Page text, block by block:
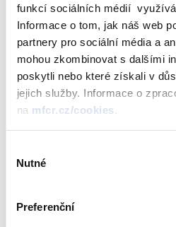
funkcí sociálních médií
Informace o tom, jak náš web
partnery pro sociální média a
mohou zkombinovat s dalšími
poskytli nebo které získali v
jejich služby. Informace o
na mfcr.cz/cookies.
souhlasu
Nutné
Preferenční
Uzávěrka příjmu
objednávek:
Způsob prodeje dluhopisů:
Způsob zadávání
Oznámení o aukci je